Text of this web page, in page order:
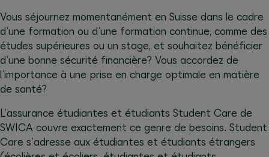
Vous séjournez momentanément en Suisse dans le cadre
d’une formation ou d’une formation continue, comme des
études supérieures ou un stage, et souhaitez bénéficier
d’une bonne sécurité financière? Vous accordez de
l’importance à une prise en charge optimale en matière
de santé?
L’assurance étudiantes et étudiants Student Care de
SWICA couvre exactement ce genre de besoins. Student
Care s’adresse aux étudiantes et étudiants étrangers